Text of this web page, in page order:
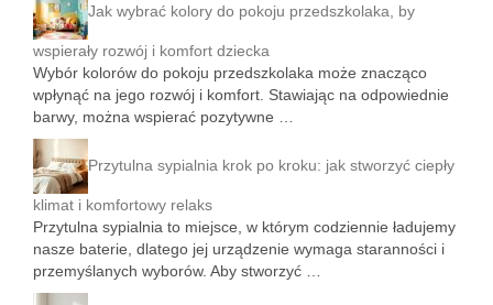
Jak wybrać kolory do pokoju przedszkolaka, by
wspierały rozwój i komfort dziecka
Wybór kolorów do pokoju przedszkolaka może znacząco
wpłynąć na jego rozwój i komfort. Stawiając na odpowiednie
barwy, można wspierać pozytywne …
Przytulna sypialnia krok po kroku: jak stworzyć ciepły
klimat i komfortowy relaks
Przytulna sypialnia to miejsce, w którym codziennie ładujemy
nasze baterie, dlatego jej urządzenie wymaga staranności i
przemyślanych wyborów. Aby stworzyć …